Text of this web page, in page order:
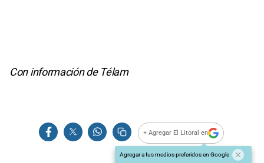
Con información de Télam
+ Agregar El Litoral en
Agregar a tus medios preferidos en Google